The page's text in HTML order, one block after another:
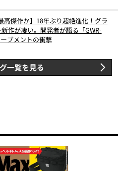
高傑作か】18年ぶり超絶進化！グラ
作が凄い。開発者が語る「GWR-
ブメントの衝撃
一覧を見る